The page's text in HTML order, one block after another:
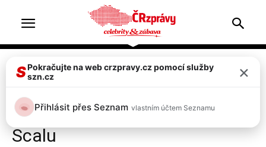
Doprava & nehody Ekonomika & nákupy
VIDEO: Škoda Auto
představila omlazený Kamiq a
Scalu
SPokračujte na web crzpravy.cz pomocí služby
szn.cz
×
Přihlásit přes Seznam vlastním účtem Seznamu